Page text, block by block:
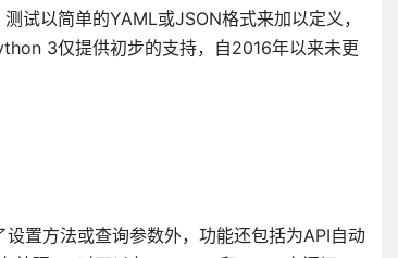
以简单的YAML或JSON格式来加以定义，
3仅提供初步的支持，自2016年以来未更
置方法或查询参数外，功能还包括为API自动